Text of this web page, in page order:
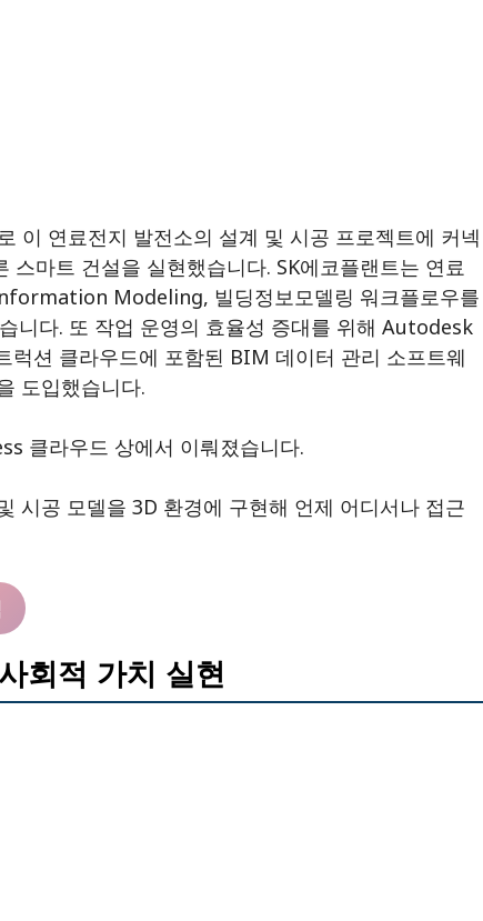
이 연료전지 발전소의 설계 및 시공 프로젝트에 커넥
마트 건설을 실현했습니다. SK에코플랜트는 연료
Modeling, 빌딩정보모델링 워크플로우를
니다. 또 작업 운영의 효율성 증대를 위해 Autodesk
션 클라우드에 포함된 BIM 데이터 관리 소프트웨
도입했습니다.
클라우드 상에서 이뤄졌습니다.
시공 모델을 3D 환경에 구현해 언제 어디서나 접근
회적 가치 실현